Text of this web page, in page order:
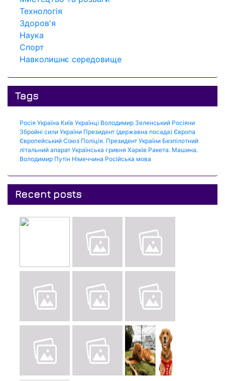
Технологія
Здоров'я
Наука
Спорт
Навколишнє середовище
Tags
Росія Україна Київ Українці Володимир Зеленський Росіяни
Збройні сили України Президент (державна посада) Європа
Європейський Союз Поліція. Президент України Безпілотний
літальний апарат Українська гривня Харків Ракета. Машина.
Володимир Путін Німеччина Російська мова
Recent posts